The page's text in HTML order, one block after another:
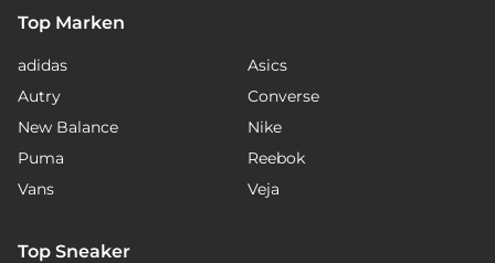
Top Marken
adidas
Asics
Autry
Converse
New Balance
Nike
Puma
Reebok
Vans
Veja
Top Sneaker